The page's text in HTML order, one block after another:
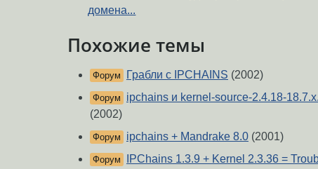
домена...
Похожие темы
Форум Грабли с IPCHAINS (2002)
Форум
ipchains и kernel-source-2.4.18-
(2002)
Форум ipchains + Mandrake 8.0 (2001)
Форум IPChains 1.3.9 + Kernel 2.3.36 =